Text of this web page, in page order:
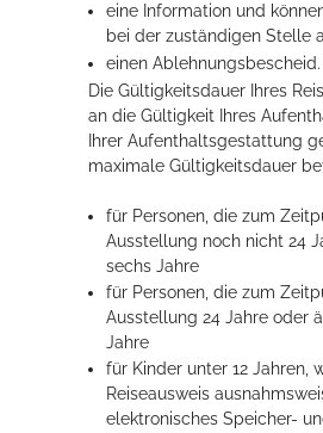
eine Information und
bei der zuständigen Stelle
einen Ablehnungsbescheid.
Die Gültigkeitsdauer Ihres
an die Gültigkeit Ihres
Ihrer Aufenthaltsgestattung
maximale Gültigkeitsdauer
für Personen, die zum
Ausstellung noch nicht 24
sechs Jahre
für Personen, die zum
Ausstellung 24 Jahre oder
Jahre
für Kinder unter 12 Jahren ,
Reiseausweis
elektronisches Speicher-